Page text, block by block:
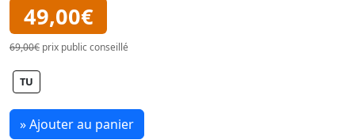
49,00€
69,00€ prix public conseillé
TU
» Ajouter au panier